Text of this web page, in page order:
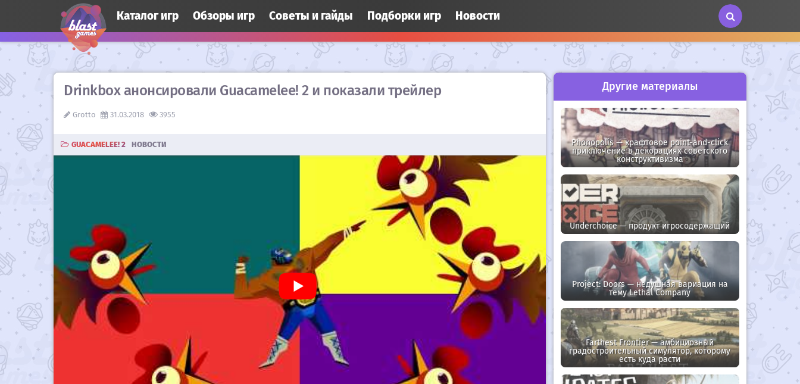
Обзоры игр Cоветы и гайды Подборки игр Новости
Каталог игр
Drinkbox анонсировали Guacamelee! 2 и показали трейлер
Grotto 31.03.2018 3955
GUACAMELEE! 2 НОВОСТИ
Другие материалы
Phonopolis — крафтовое point-and-click
приключение в декорациях советского
конструктивизма
Underchoice — продукт игросодержащий
Project: Doors — недушная вариация на
тему Lethal Company
Farthest Frontier — амбициозный
градостроительный симулятор, которому
есть куда расти